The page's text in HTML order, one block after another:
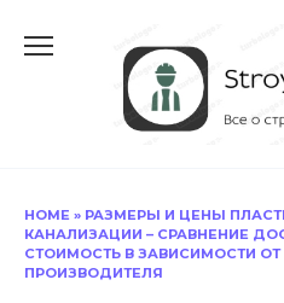
содержанию
HOME » РАЗМЕРЫ И ЦЕНЫ
КАНАЛИЗАЦИИ – СРАВНЕНИЕ
СТОИМОСТЬ В ЗАВИСИМОСТИ
ПРОИЗВОДИТЕЛЯ